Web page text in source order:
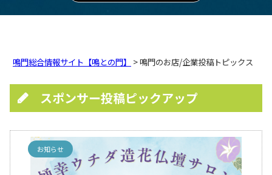
鳴門総合情報サイト【鳴との門】 > 鳴門のお店/企業投稿トピックス
スポンサー投稿ピックアップ
お知らせ